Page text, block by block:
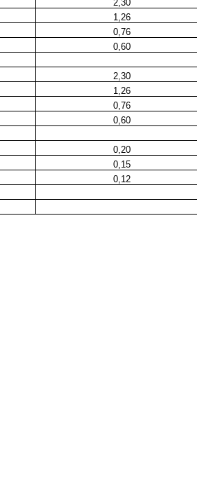
2,30
1,26
0,76
0,60
2,30
1,26
0,76
0,60
0,20
0,15
0,12